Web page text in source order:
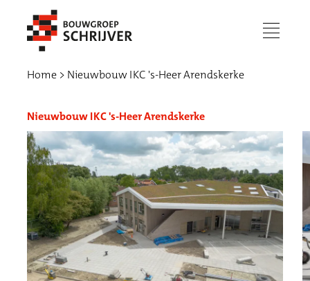
menu
Werken bij
Home Nieuwbouw IKC 's-Heer Arendskerke
Nieuwbouw IKC 's-Heer Arendskerke